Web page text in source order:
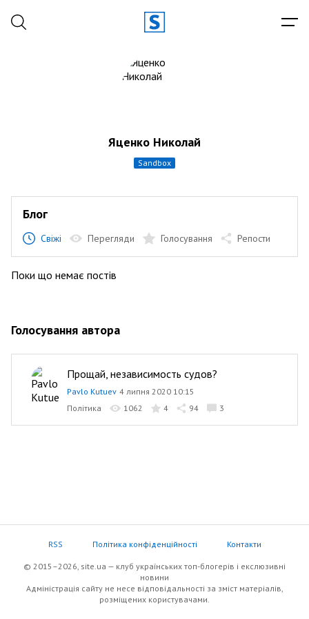
Яценко Николай
sandbox
Блог
Свіжі Перегляди Голосування Репости
Поки що немає постів
Голосування автора
Прощай, независимость судов?
Pavlo Kutuev 4 липня 2020 10:15
Політика
1062 4 94 3
RSS Політика конфіденційності Контакти
© 2015–2026, site.ua — клуб українських топ-блогерів i екслюзивнi
новини
Адміністрація сайту не несе відповідальності за зміст матеріалів,
розміщених користувачами.